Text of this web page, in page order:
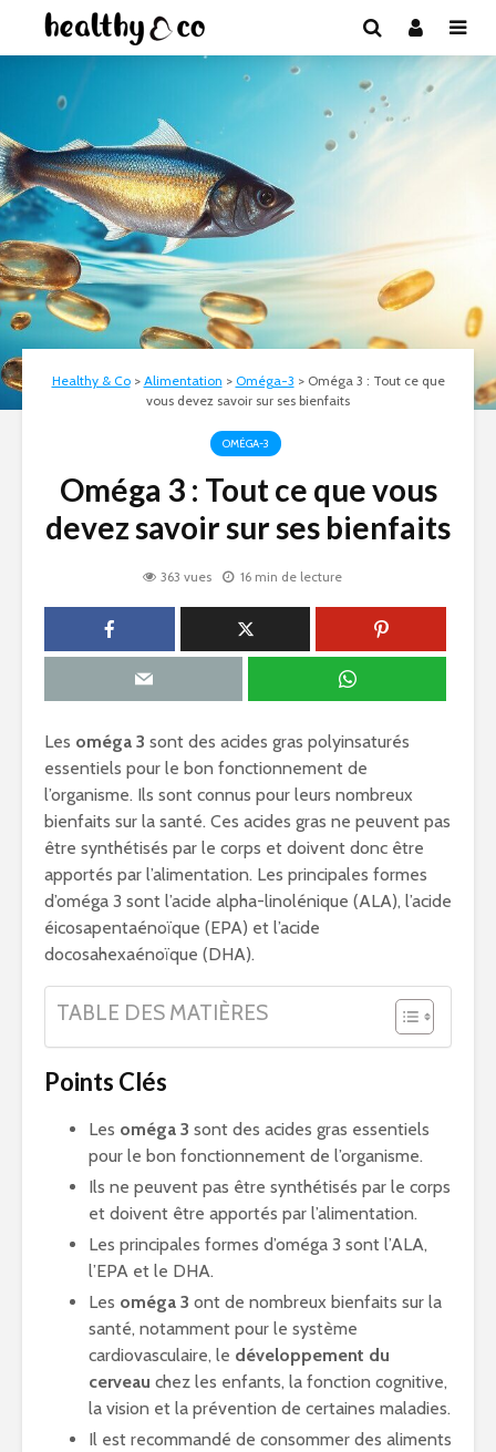
Healthy & Co> Alimentation > Oméga-3 > Oméga 3 : Tout ce que
vous devez savoir sur ses bienfaits
OMÉGA-3
Oméga 3 : Tout ce que vous
devez savoir sur ses bienfaits
363 vues 16 min de lecture
Les oméga 3 sont des acides gras polyinsaturés
essentiels pour le bon fonctionnement de
l’organisme. Ils sont connus pour leurs nombreux
bienfaits sur la santé. Ces acides gras ne peuvent pas
être synthétisés par le corps et doivent donc être
apportés par l’alimentation. Les principales formes
d’oméga 3 sont l’acide alpha-linolénique (ALA), l’acide
éicosapentaénoïque (EPA) et l’acide
docosahexaénoïque (DHA).
TABLE DES MATIÈRES
Points Clés
Les oméga 3 sont des acides gras essentiels
pour le bon fonctionnement de l’organisme.
Ils ne peuvent pas être synthétisés par le corps
et doivent être apportés par l’alimentation.
Les principales formes d’oméga 3 sont l’ALA,
l’EPA et le DHA.
Les oméga 3 ont de nombreux bienfaits sur la
santé, notamment pour le système
cardiovasculaire, le développement du
cerveau chez les enfants, la fonction cognitive,
la vision et la prévention de certaines maladies.
Il est recommandé de consommer des aliments